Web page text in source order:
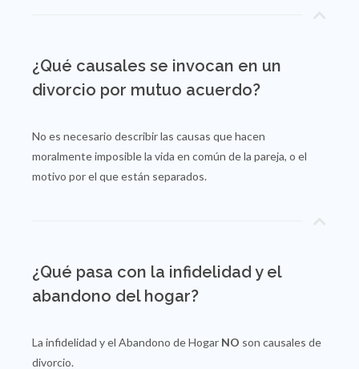
¿Qué causales se invocan en un
divorcio por mutuo acuerdo?
No es necesario describir las causas que hacen
moralmente imposible la vida en común de la pareja, o el
motivo por el que están separados.
¿Qué pasa con la infidelidad y el
abandono del hogar?
La infidelidad y el Abandono de Hogar NO son causales de
divorcio.